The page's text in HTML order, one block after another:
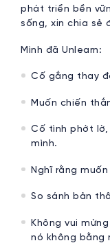
phát triển bền
sống, xin chia sẻ
Mình đã Unlearn:
Cố gắng thay
Muốn chiến
Cố tình phớt
mình.
Nghĩ rằng
So sánh bản
Không vui
nó không bằng